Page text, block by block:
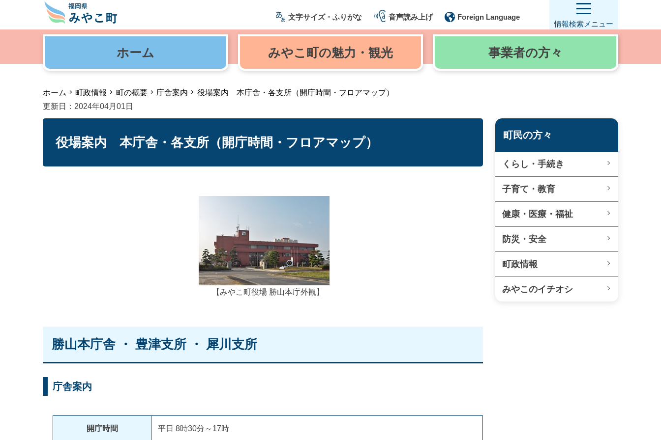
文字サイズ・ふりがな 音声読み上げ
Foreign Language
情報検索 メニュー
ホーム みやこ町の魅力・観光 事業者の方々
ホーム 町政情報 町の概要 庁舎案内
役場案内 本庁舎・各支所（開庁時間・フロアマップ）
更新日：2024年04月01日
役場案内 本庁舎・各支所（開庁時間・フロアマップ）
【みやこ町役場 勝山本庁外観】
勝山本庁舎 ・ 豊津支所 ・ 犀川支所
庁舎案内
開庁時間 平日 8時30分～17時
町民の方々
くらし・手続き
子育て・教育
健康・医療・福祉
防災・安全
町政情報
みやこのイチオシ